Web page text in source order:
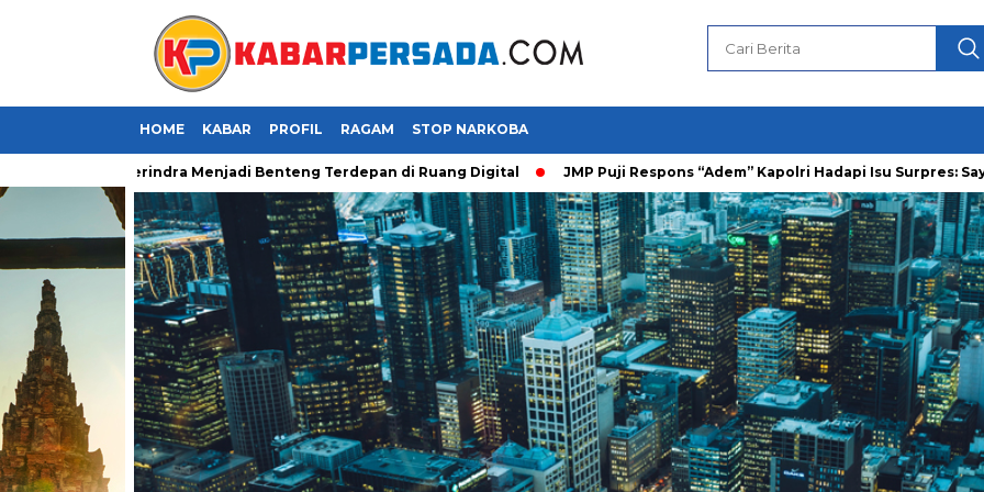
HOME KABAR PROFIL RAGAM STOP NARKOBA
Kader Gerindra Menjadi Benteng Terdepan di Ruang Digital JMP Puji Respons “Adem” Kapolri Hadapi Isu Surpres: Saya